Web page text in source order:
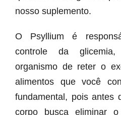
nosso suplemento.
O Psyllium é
controle da
organismo de reter o
alimentos que você
fundamental, pois antes
corpo busca eliminar